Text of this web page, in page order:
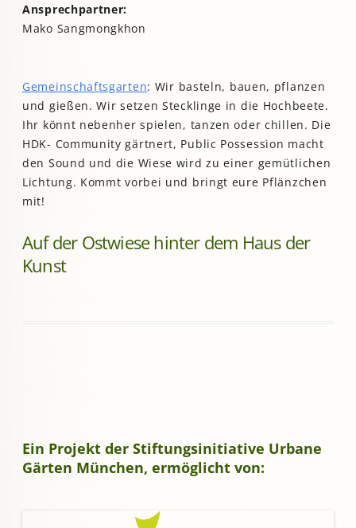
Ansprechpartner:
Mako Sangmongkhon
Gemeinschaftsgarten: Wir basteln, bauen, pflanzen
und gießen. Wir setzen Stecklinge in die Hochbeete.
Ihr könnt nebenher spielen, tanzen oder chillen. Die
HDK- Community gärtnert, Public Possession macht
den Sound und die Wiese wird zu einer gemütlichen
Lichtung. Kommt vorbei und bringt eure Pflänzchen
mit!
Auf der Ostwiese hinter dem Haus der
Kunst
Ein Projekt der Stiftungsinitiative Urbane
Gärten München, ermöglicht von: